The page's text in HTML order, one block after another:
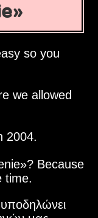
so you
we allowed
2004.
? Because
time.